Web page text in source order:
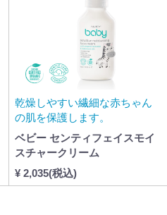
乾燥しやすい繊細な赤ちゃん
の肌を保護します。
ベビー センティフェイスモイ
スチャークリーム
¥ 2,035(税込)